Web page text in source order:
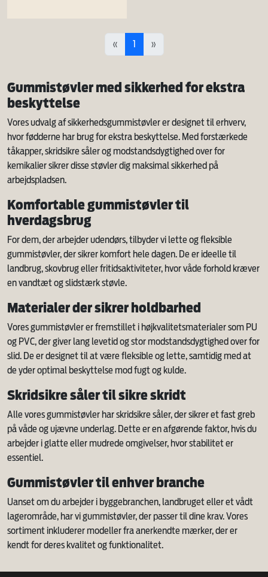
« 1 »
Gummistøvler med sikkerhed for ekstra
beskyttelse
Vores udvalg af sikkerhedsgummistøvler er designet til erhverv,
hvor fødderne har brug for ekstra beskyttelse. Med forstærkede
tåkapper, skridsikre såler og modstandsdygtighed over for
kemikalier sikrer disse støvler dig maksimal sikkerhed på
arbejdspladsen.
Komfortable gummistøvler til
hverdagsbrug
For dem, der arbejder udendørs, tilbyder vi lette og fleksible
gummistøvler, der sikrer komfort hele dagen. De er ideelle til
landbrug, skovbrug eller fritidsaktiviteter, hvor våde forhold kræver
en vandtæt og slidstærk støvle.
Materialer der sikrer holdbarhed
Vores gummistøvler er fremstillet i højkvalitetsmaterialer som PU
og PVC, der giver lang levetid og stor modstandsdygtighed over for
slid. De er designet til at være fleksible og lette, samtidig med at
de yder optimal beskyttelse mod fugt og kulde.
Skridsikre såler til sikre skridt
Alle vores gummistøvler har skridsikre såler, der sikrer et fast greb
på våde og ujævne underlag. Dette er en afgørende faktor, hvis du
arbejder i glatte eller mudrede omgivelser, hvor stabilitet er
essentiel.
Gummistøvler til enhver branche
Uanset om du arbejder i byggebranchen, landbruget eller et vådt
lagerområde, har vi gummistøvler, der passer til dine krav. Vores
sortiment inkluderer modeller fra anerkendte mærker, der er
kendt for deres kvalitet og funktionalitet.